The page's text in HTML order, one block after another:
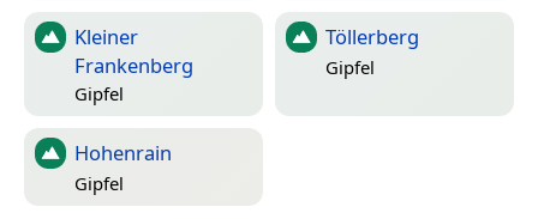
Kleiner
Frankenberg
Gipfel
Töllerberg
Gipfel
Hohenrain
Gipfel